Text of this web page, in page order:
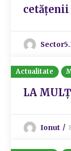
Actualitate
LA
Ionut